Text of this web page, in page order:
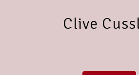
Clive